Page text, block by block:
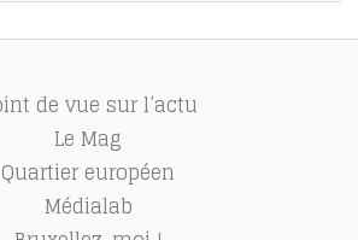
de vue sur l’actu
Le Mag
Quartier européen
Médialab